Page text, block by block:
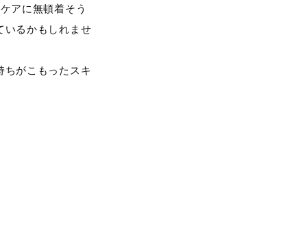
アに無頓着そう
いるかもしれませ
ちがこもったスキ